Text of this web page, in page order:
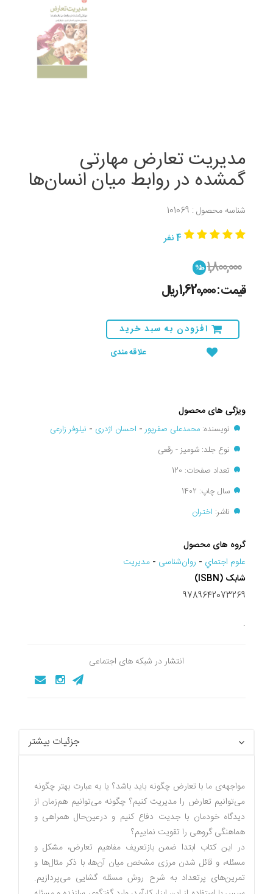
مدیریت تعارض مهارتی
گمشده در روابط میان انسان‌ها
شناسه محصول : 101069
4 نفر
1,800,000
%10
قیمت : 1,620,000 ريال
افزودن به سبد خرید
علاقه مندی
ویژگی های محصول
نویسنده: محمدعلی صفرپور - احسان اژدری - نیلوفر زارعی
نوع جلد: شومیز - رقعی
تعداد صفحات: 120
سال چاپ: 1402
ناشر: اختران
گروه های محصول
علوم اجتماي - روان‌شناسی - مديريت
شابک (ISBN)
9789642073269
.
انتشار در شبکه های اجتماعی
جزئیات بیشتر
مواجهه‌ی ما با تعارض چگونه باید باشد؟ یا به عبارت بهتر چگونه
می‌توانیم تعارض را مدیریت کنیم؟ چگونه می‌توانیم هم‌زمان از
دیدگاه خودمان با جدیت دفاع کنیم و درعین‌حال همراهی و
هماهنگی گروهی را تقویت نماییم؟
در این کتاب ابتدا ضمن بازتعریف مفاهیم تعارض، مشکل و
مسئله، و قائل شدن مرزی مشخص میان آن‌ها، با ذکر مثال‌ها و
تمرین‌های پرتعداد به شرح روش مسئله گشایی می‌پردازیم.